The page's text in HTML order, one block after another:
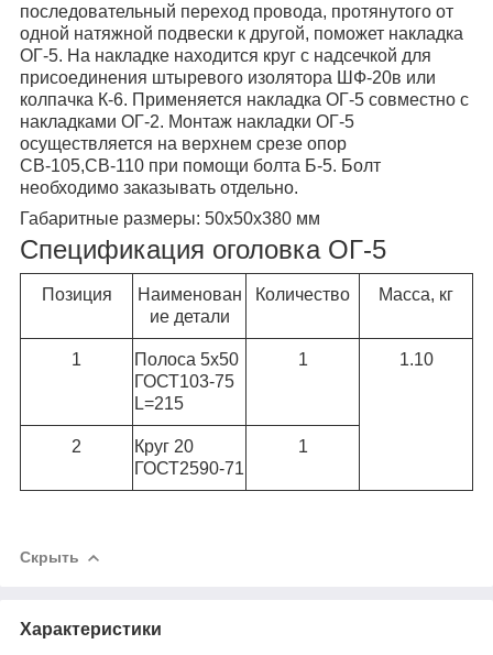
последовательный переход провода, протянутого от
одной натяжной подвески к другой, поможет накладка
ОГ-5. На накладке находится круг с надсечкой для
присоединения штыревого изолятора ШФ-20в или
колпачка К-6. Применяется накладка ОГ-5 совместно с
накладками ОГ-2. Монтаж накладки ОГ-5
осуществляется на верхнем срезе опор
СВ-105,СВ-110 при помощи болта Б-5. Болт
необходимо заказывать отдельно.
Габаритные размеры: 50х50х380 мм
Спецификация оголовка ОГ-5
Позиция
Наименован
ие детали
Количество Масса, кг
1
Полоса 5х50
ГОСТ103-75
L=215
1 1.10
2
Круг 20
ГОСТ2590-71
1
Скрыть
Характеристики